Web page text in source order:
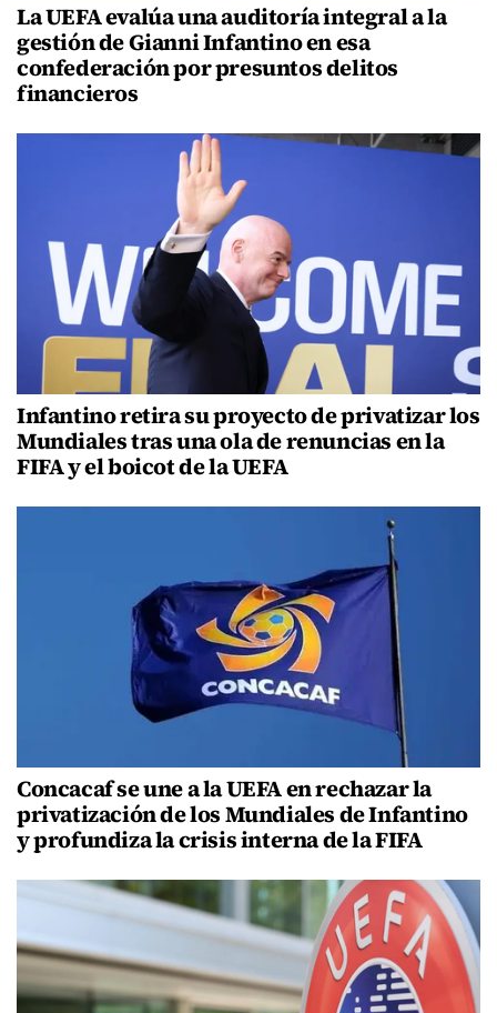
La UEFA evalúa una auditoría integral a la
gestión de Gianni Infantino en esa
confederación por presuntos delitos
financieros
Infantino retira su proyecto de privatizar los
Mundiales tras una ola de renuncias en la
FIFA y el boicot de la UEFA
Concacaf se une a la UEFA en rechazar la
privatización de los Mundiales de Infantino
y profundiza la crisis interna de la FIFA